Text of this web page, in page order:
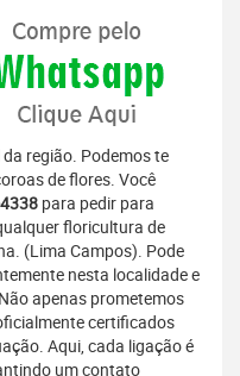
região. Podemos te
de flores. Você
para pedir para
floricultura de
(Lima Campos). Pode
nesta localidade e
apenas prometemos
certificados
Aqui, cada ligação é
um contato